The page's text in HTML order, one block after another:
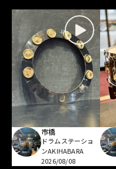
市橋
ドラムステーショ
ンAKIHABARA
2026/08/08